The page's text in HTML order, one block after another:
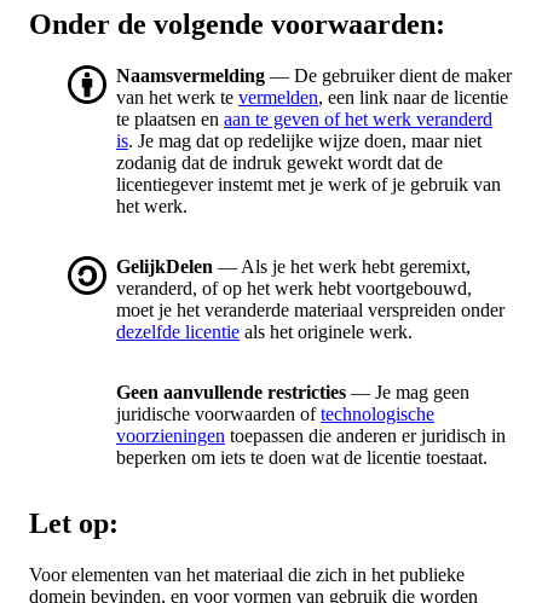
Onder de volgende voorwaarden:
Naamsvermelding — De gebruiker dient de maker
van het werk te vermelden, een link naar de licentie
te plaatsen en aan te geven of het werk veranderd
is. Je mag dat op redelijke wijze doen, maar niet
zodanig dat de indruk gewekt wordt dat de
licentiegever instemt met je werk of je gebruik van
het werk.
GelijkDelen — Als je het werk hebt geremixt,
veranderd, of op het werk hebt voortgebouwd,
moet je het veranderde materiaal verspreiden onder
dezelfde licentie als het originele werk.
Geen aanvullende restricties — Je mag geen
juridische voorwaarden oftechnologische
voorzieningen toepassen die anderen er juridisch in
beperken om iets te doen wat de licentie toestaat.
Let op:
Voor elementen van het materiaal die zich in het publieke
domein bevinden, en voor vormen van gebruik die worden